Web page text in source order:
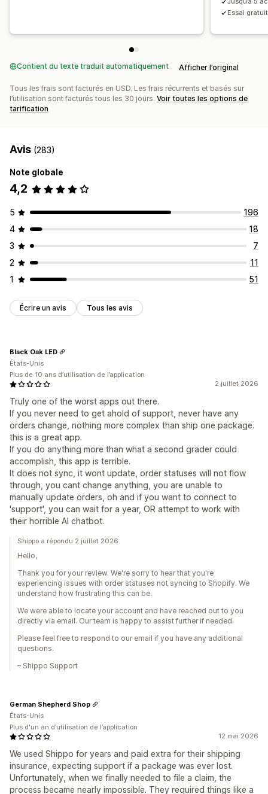
Essai
Contient du texte traduit automatiquement Afficher l’original
Tous les frais sont facturés en USD. Les frais récurrents et basés sur
l’utilisation sont facturés tous les 30 jours. Voir toutes les options de
tarification
Avis (283)
Note globale
4,2
5
196
4
18
3
7
2
11
1
51
Écrire un avis Tous les avis
2 juillet 2026
Truly one of the worst apps out there.
If you never need to get ahold of support, never have any
orders change, nothing more complex than ship one package.
this is a great app.
If you do anything more than what a second grader could
accomplish, this app is terrible.
It does not sync, it wont update, order statuses will not flow
through, you cant change anything, you are unable to
manually update orders, oh and if you want to connect to
'support', you can wait for a year, OR attempt to work with
their horrible AI chatbot.
Black Oak LED
États-Unis
Plus de 10 ans d’utilisation de l’application
Shippo a répondu 2 juillet 2026
Hello,
Thank you for your review. We're sorry to hear that you're
experiencing issues with order statuses not syncing to Shopify. We
understand how frustrating this can be.
We were able to locate your account and have reached out to you
directly via email. Our team is happy to assist further if needed.
Please feel free to respond to our email if you have any additional
questions.
– Shippo Support
12 mai 2026
We used Shippo for years and paid extra for their shipping
insurance, expecting support if a package was ever lost.
Unfortunately, when we finally needed to file a claim, the
process became nearly impossible. They required things like a
German Shepherd Shop
États-Unis
Plus d'un an d’utilisation de l’application